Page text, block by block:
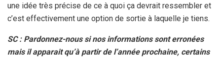
une idée très précise de ce à quoi ça devrait ressembler et
c’est effectivement une option de sortie à laquelle je tiens.
SC : Pardonnez-nous si nos informations sont erronées
mais il apparait qu’à partir de l’année prochaine, certains